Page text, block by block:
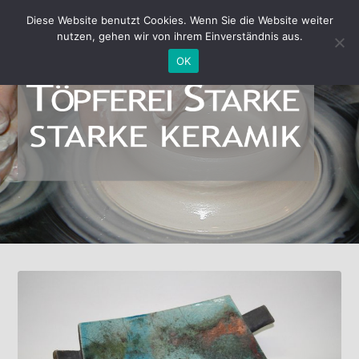
Diese Website benutzt Cookies. Wenn Sie die Website weiter
nutzen, gehen wir von ihrem Einverständnis aus.
OK